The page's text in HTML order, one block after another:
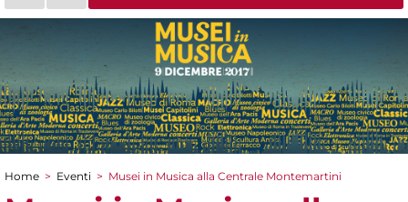
Tu sei qui
Home > Eventi > Musei in Musica alla Centrale Montemartini